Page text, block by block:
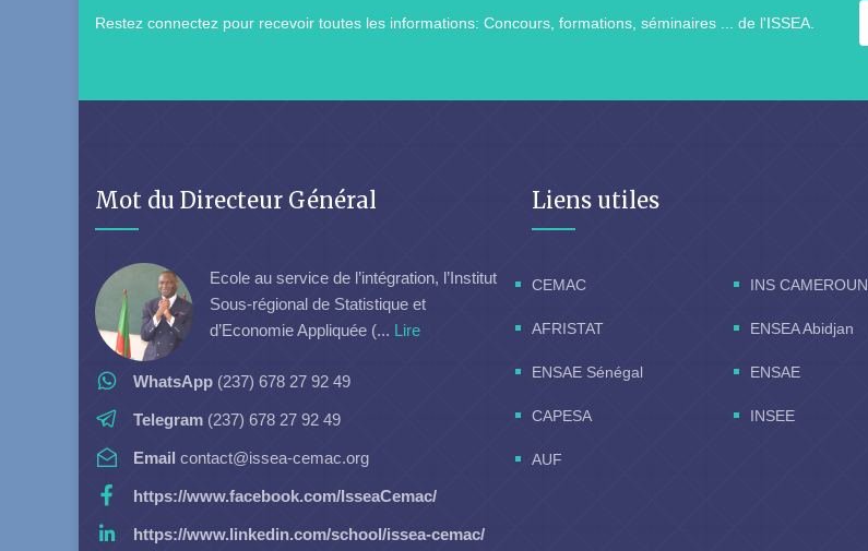
Restez connectez pour recevoir toutes les informations: Concours, formations, séminaires ... de l'ISSEA.
Mot du Directeur Général
Ecole au service de l’intégration, l’Institut
Sous-régional de Statistique et
d’Economie Appliquée (... Lire
WhatsApp (237) 678 27 92 49
Telegram (237) 678 27 92 49
Email contact@issea-cemac.org
https://www.facebook.com/IsseaCemac/
https://www.linkedin.com/school/issea-cemac/
Liens utiles
CEMAC INS CAMEROUN
AFRISTAT ENSEA Abidjan
ENSAE Sénégal ENSAE
CAPESA INSEE
AUF